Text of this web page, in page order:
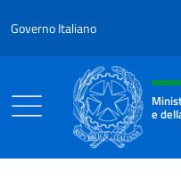
Governo Italiano
Intestazione
e